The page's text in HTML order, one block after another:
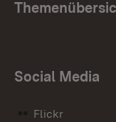
Social Media
Flickr